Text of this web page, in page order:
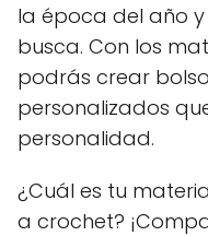
la época del año
busca. Con los
podrás crear
personalizados
personalidad.
¿Cuál es tu
a crochet?